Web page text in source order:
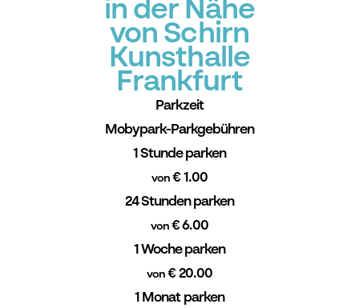
in der Nähe
von Schirn
Kunsthalle
Frankfurt
Parkzeit
Mobypark-Parkgebühren
1 Stunde parken
von € 1.00
24 Stunden parken
von€ 6.00
1 Woche parken
von € 20.00
1 Monat parken